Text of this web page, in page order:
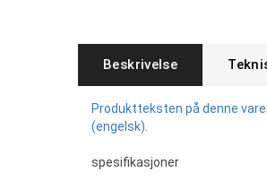
Beskrivelse
Produktteksten på denne
(engelsk).
spesifikasjoner